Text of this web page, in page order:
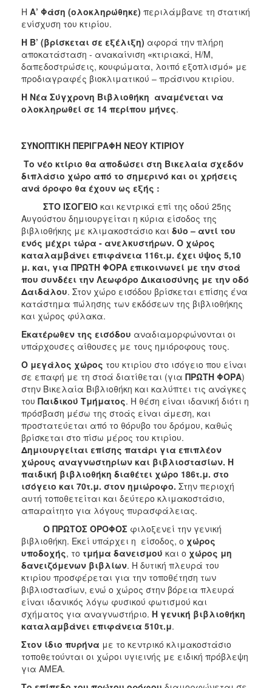
Η Α’ Φάση (ολοκληρώθηκε) περιλάμβανε τη στατική
ενίσχυση του κτιρίου.
Η Β’ (βρίσκεται σε εξέλιξη) αφορά την πλήρη
αποκατάσταση - ανακαίνιση «κτιριακά, Η/Μ,
δαπεδοστρώσεις, κουφώματα, λοιπό εξοπλισμό» με
προδιαγραφές βιοκλιματικού – πράσινου κτιρίου.
Η Νέα Σύγχρονη Βιβλιοθήκη αναμένεται να
ολοκληρωθεί σε 14 περίπου μήνες.
ΣΥΝΟΠΤΙΚΗ ΠΕΡΙΓΡΑΦΗ ΝΕΟΥ ΚΤΙΡΙΟΥ
Το νέο κτίριο θα αποδώσει στη Βικελαία σχεδόν
διπλάσιο χώρο από το σημερινό και οι χρήσεις
ανά όροφο θα έχουν ως εξής :
ΣΤΟ ΙΣΟΓΕΙΟ και κεντρικά επί της οδού 25ης
Αυγούστου δημιουργείται η κύρια είσοδος της
βιβλιοθήκης με κλιμακοστάσιο και δύο – αντί του
ενός μέχρι τώρα - ανελκυστήρων. Ο χώρος
καταλαμβάνει επιφάνεια 116τ.μ. έχει ύψος 5,10
μ. και, για ΠΡΩΤΗ ΦΟΡΑ επικοινωνεί με την στοά
που συνδέει την Λεωφόρο Δικαιοσύνης με την οδό
Δαιδάλου. Στον χώρο εισόδου βρίσκεται επίσης ένα
κατάστημα πώλησης των εκδόσεων της βιβλιοθήκης
και χώρος φύλακα.
Εκατέρωθεν της εισόδου αναδιαμορφώνονται οι
υπάρχουσες αίθουσες με τους ημιόροφους τους.
Ο μεγάλος χώρος του κτιρίου στο ισόγειο που είναι
σε επαφή με τη στοά διατίθεται (για ΠΡΩΤΗ ΦΟΡΑ)
στην Βικελαία Βιβλιοθήκη και καλύπτει τις ανάγκες
του Παιδικού Τμήματος. Η θέση είναι ιδανική διότι η
πρόσβαση μέσω της στοάς είναι άμεση, και
προστατεύεται από το θόρυβο του δρόμου, καθώς
βρίσκεται στο πίσω μέρος του κτιρίου.
Δημιουργείται επίσης πατάρι για επιπλέον
χώρους αναγνωστηρίων και βιβλιοστασίων. Η
παιδική βιβλιοθήκη διαθέτει χώρο 186τ.μ. στο
ισόγειο και 70τ.μ. στον ημιώροφο. Στην περιοχή
αυτή τοποθετείται και δεύτερο κλιμακοστάσιο,
απαραίτητο για λόγους πυρασφάλειας.
Ο ΠΡΩΤΟΣ ΟΡΟΦΟΣ φιλοξενεί την γενική
βιβλιοθήκη. Εκεί υπάρχει η είσοδος, ο χώρος
υποδοχής, το τμήμα δανεισμού και ο χώρος μη
δανειζόμενων βιβλίων. Η δυτική πλευρά του
κτιρίου προσφέρεται για την τοποθέτηση των
βιβλιοστασίων, ενώ ο χώρος στην βόρεια πλευρά
είναι ιδανικός λόγω φυσικού φωτισμού και
σχήματος για αναγνωστήριο. Η γενική βιβλιοθήκη
καταλαμβάνει επιφάνεια 510τ.μ.
Στον ίδιο πυρήνα με το κεντρικό κλιμακοστάσιο
τοποθετούνται οι χώροι υγιεινής με ειδική πρόβλεψη
για ΑΜΕΑ.